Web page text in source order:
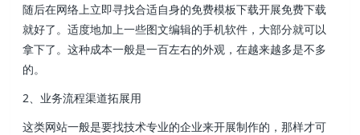
随后在网络上立即寻找合适自身的免费模板下载开展免费下载
就好了。适度地加上一些图文编辑的手机软件，大部分就可以
拿下了。这种成本一般是一百左右的外观，在越来越多是不多
的。
2、业务流程渠道拓展用
这类网站一般是要找技术专业的企业来开展制作的，那样才可